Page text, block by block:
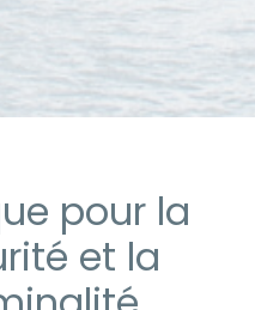
pour la
et la